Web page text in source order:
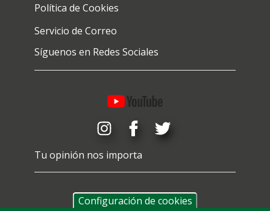
Política de Cookies
Servicio de Correo
Síguenos en Redes Sociales
Tu opinión nos importa
Configuración de cookies